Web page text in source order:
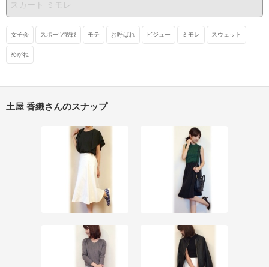
女子会 スポーツ観戦 モテ お呼ばれ ビジュー ミモレ スウェット
めがね
土屋 香織さんのスナップ